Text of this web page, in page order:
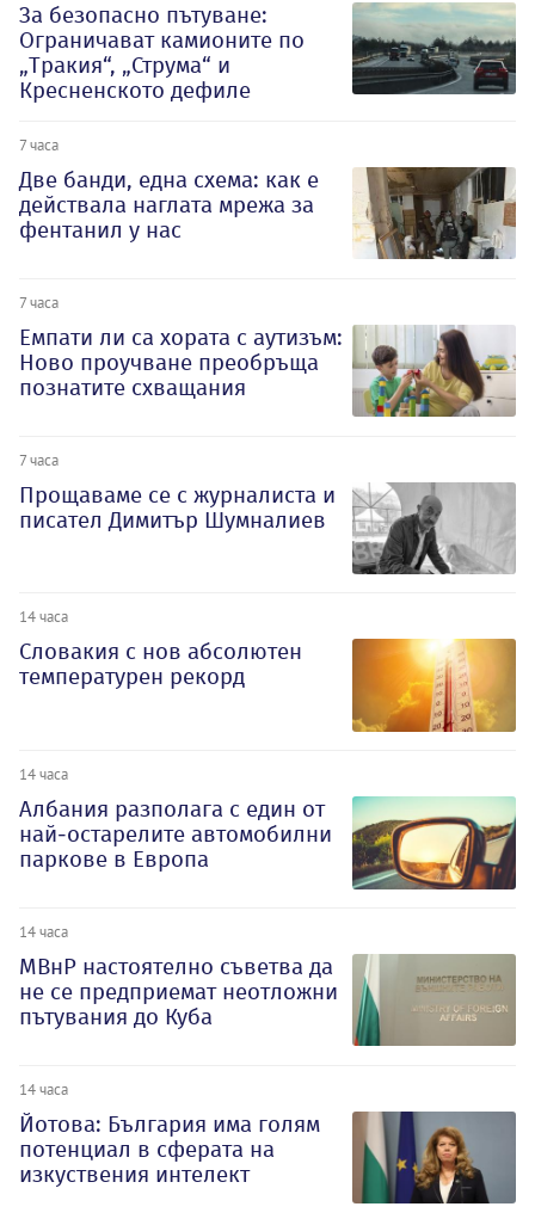
За безопасно пътуване:
Ограничават камионите по
„Тракия“, „Струма“ и
Кресненското дефиле
7 часа
Две банди, една схема: как е
действала наглата мрежа за
фентанил у нас
7 часа
Емпати ли са хората с аутизъм:
Ново проучване преобръща
познатите схващания
7 часа
Прощаваме се с журналиста и
писател Димитър Шумналиев
14 часа
Словакия с нов абсолютен
температурен рекорд
14 часа
Албания разполага с един от
най-остарелите автомобилни
паркове в Европа
14 часа
МВнР настоятелно съветва да
не се предприемат неотложни
пътувания до Куба
14 часа
Йотова: България има голям
потенциал в сферата на
изкуствения интелект